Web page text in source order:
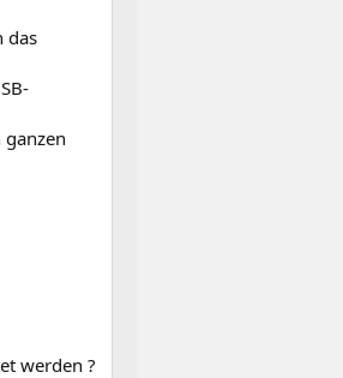
das
werden ?